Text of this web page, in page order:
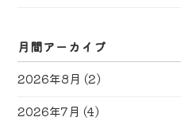
月間アーカイブ
2026年8月 (2)
2026年7月 (4)